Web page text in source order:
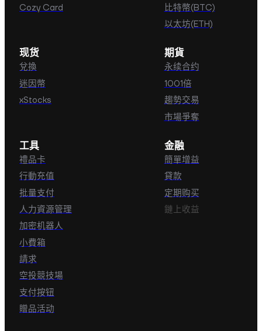
KCS
Render Token
EURC
Euro Coin
CRV
Curve DAO Token
Cozy Card
比特幣(BTC)
以太坊(ETH)
现货
兌換
迷因幣
xStocks
期貨
永续合约
1001倍
趨勢交易
市場爭奪
工具
禮品卡
行動充值
批量支付
人力資源管理
加密机器人
小費箱
請求
空投競技場
支付按钮
贈品活动
金融
簡單增益
貸款
定期购买
鏈上收益